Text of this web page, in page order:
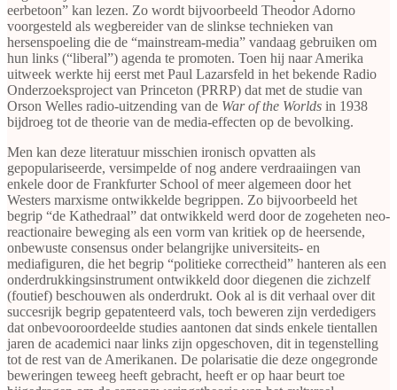
eerbetoon” kan lezen. Zo wordt bijvoorbeeld Theodor Adorno
voorgesteld als wegbereider van de slinkse technieken van
hersenspoeling die de “mainstream-media” vandaag gebruiken om
hun links (“liberal”) agenda te promoten. Toen hij naar Amerika
uitweek werkte hij eerst met Paul Lazarsfeld in het bekende Radio
Onderzoeksproject van Princeton (PRRP) dat met de studie van
Orson Welles radio-uitzending van de War of the Worlds in 1938
bijdroeg tot de theorie van de media-effecten op de bevolking.
Men kan deze literatuur misschien ironisch opvatten als
gepopulariseerde, versimpelde of nog andere verdraaiingen van
enkele door de Frankfurter School of meer algemeen door het
Westers marxisme ontwikkelde begrippen. Zo bijvoorbeeld het
begrip “de Kathedraal” dat ontwikkeld werd door de zogeheten neo-
reactionaire beweging als een vorm van kritiek op de heersende,
onbewuste consensus onder belangrijke universiteits- en
mediafiguren, die het begrip “politieke correctheid” hanteren als een
onderdrukkingsinstrument ontwikkeld door diegenen die zichzelf
(foutief) beschouwen als onderdrukt. Ook al is dit verhaal over dit
succesrijk begrip gepatenteerd vals, toch beweren zijn verdedigers
dat onbevooroordeelde studies aantonen dat sinds enkele tientallen
jaren de academici naar links zijn opgeschoven, dit in tegenstelling
tot de rest van de Amerikanen. De polarisatie die deze ongegronde
beweringen teweeg heeft gebracht, heeft er op haar beurt toe